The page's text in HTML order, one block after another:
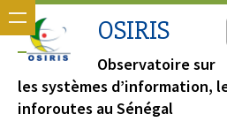
OSIRIS
Observatoire sur
les systèmes d’information,
inforoutes au Sénégal